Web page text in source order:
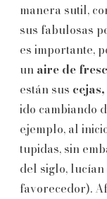
manera sutil,
sus fabulosas
es importante,
un aire de
están sus
ido cambiando
ejemplo, al
tupidas, sin
del siglo, lucían
favorecedor).